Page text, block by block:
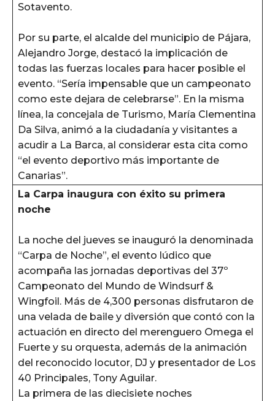
Sotavento.
Por su parte, el alcalde del municipio de Pájara,
Alejandro Jorge, destacó la implicación de
todas las fuerzas locales para hacer posible el
evento. “Sería impensable que un campeonato
como este dejara de celebrarse”. En la misma
línea, la concejala de Turismo, María Clementina
Da Silva, animó a la ciudadanía y visitantes a
acudir a La Barca, al considerar esta cita como
“el evento deportivo más importante de
Canarias”.
La Carpa inaugura con éxito su primera
noche
La noche del jueves se inauguró la denominada
“Carpa de Noche”, el evento lúdico que
acompaña las jornadas deportivas del 37º
Campeonato del Mundo de Windsurf &
Wingfoil. Más de 4,300 personas disfrutaron de
una velada de baile y diversión que contó con la
actuación en directo del merenguero Omega el
Fuerte y su orquesta, además de la animación
del reconocido locutor, DJ y presentador de Los
40 Principales, Tony Aguilar.
La primera de las diecisiete noches